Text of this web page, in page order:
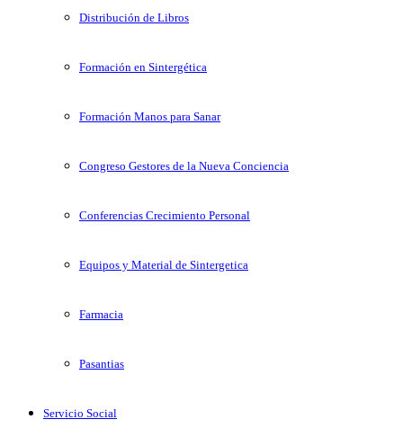
Distribución de Libros
Formación en Sintergética
Formación Manos para Sanar
Congreso Gestores de la Nueva Conciencia
Conferencias Crecimiento Personal
Equipos y Material de Sintergetica
Farmacia
Pasantias
Servicio Social